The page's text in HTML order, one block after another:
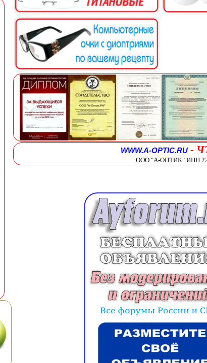
WWW.A-OPTIC.RU -
ООО "А-ОПТИК" ИНН